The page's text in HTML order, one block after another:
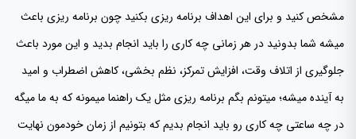
مشخص کنید و برای این اهداف برنامه ریزی بکنید چون برنامه ریزی باعث
میشه شما بدونید در هر زمانی چه کاری را باید انجام بدید و این مورد باعث
جلوگیری از اتلاف وقت، افزایش تمرکز، نظم بخشی، کاهش اضطراب و امید
به آینده میشه؛ میتونم بگم برنامه ریزی مثل یک راهنما میمونه که به ما میگه
در چه ساعتی چه کاری رو باید انجام بدیم که بتونیم از زمان خودمون نهایت